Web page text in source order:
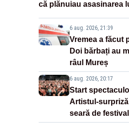
că plănuiau asasinarea
6 aug. 2026, 21:39
Vremea a făcut
Doi bărbați au
râul Mureș
6 aug. 2026, 20:17
Start
Artistul-
seară de festival